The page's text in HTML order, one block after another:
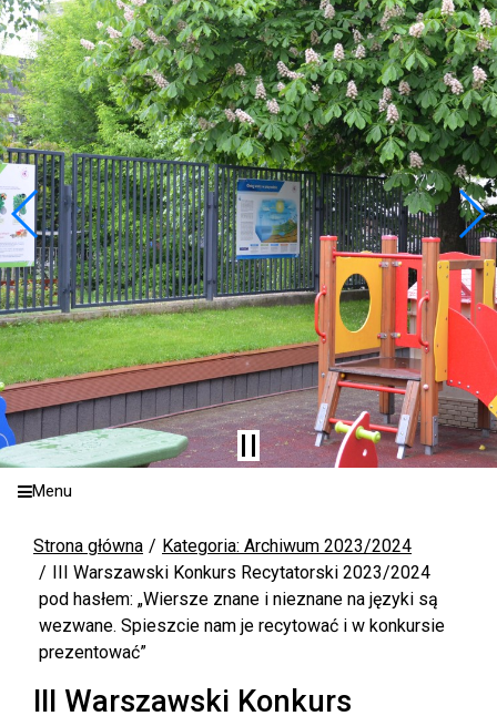
Menu
Strona główna
Kategoria: Archiwum 2023/2024
III Warszawski Konkurs Recytatorski 2023/2024
pod hasłem: „Wiersze znane i nieznane na języki są
wezwane. Spieszcie nam je recytować i w konkursie
prezentować”
III Warszawski Konkurs